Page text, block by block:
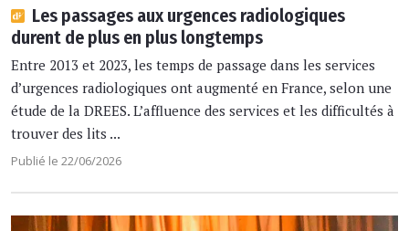
Les passages aux urgences radiologiques
durent de plus en plus longtemps
Entre 2013 et 2023, les temps de passage dans les services
d’urgences radiologiques ont augmenté en France, selon une
étude de la DREES. L’affluence des services et les difficultés à
trouver des lits ...
Publié le 22/06/2026